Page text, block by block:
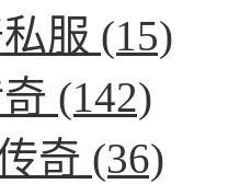
服 (15)
(142)
奇 (36)